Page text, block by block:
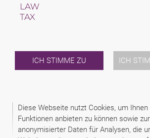
Diese Webseite nutzt Cookies, um
Funktionen anbieten zu können sowie
anonymisierter Daten für Analysen, die
ICH STIMME ZU ICH
LAW
TAX
INTERNATIONAL
NEWS & JUSFUL
2026 (C) GEMS LEGAL
DISCLAIMER